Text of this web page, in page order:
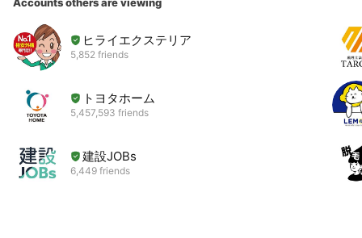
ヒライエクステリア
5,852 friends
トヨタホーム
5,457,593 friends
建設JOBs
6,449 friends